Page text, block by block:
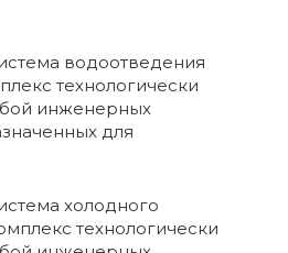
водоотведения
технологически
инженерных
для
холодного
технологически